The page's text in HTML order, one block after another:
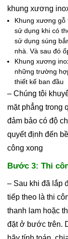
khung xương
Khung xương
sử dụng khi có
sử dụng súng
nhà. Và sau đó
Khung xương
những trường
thiết kế ban đầu
– Chúng tôi
mặt phẳng trong
đảm bảo có độ
quyết định đến
công xong
Bước 3: Thi
– Sau khi đã lắp
tiếp theo là thi
thanh lam hoặc
đặt ở bước trên.